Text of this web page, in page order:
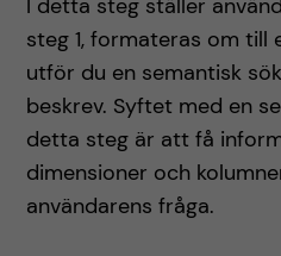
I detta steg ställer
steg 1, formateras om till
utför du en semantisk
beskrev. Syftet med en
detta steg är att få
dimensioner och
användarens fråga.